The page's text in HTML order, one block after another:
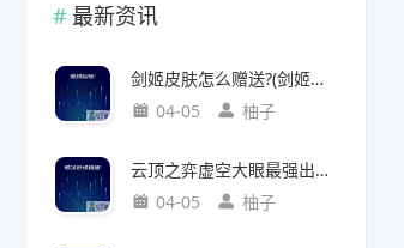
最新资讯
剑姬皮肤怎么赠送?(剑姬皮肤怎么赠送给别人)
04-05
柚子
云顶之弈虚空大眼最强出装?(云顶之弈虚空之眼出装)
04-05
柚子